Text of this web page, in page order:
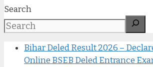
Search
Bihar Deled Result 2026 –
Online BSEB Deled Entrance